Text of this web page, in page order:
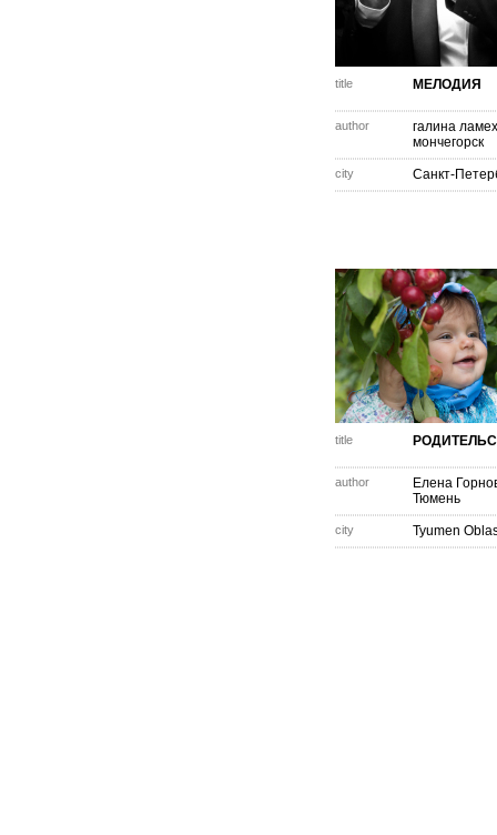
title МЕЛОДИЯ
author
галина
мончегорск
city Санкт-
title
author
Елена
Тюмень
city Tyumen